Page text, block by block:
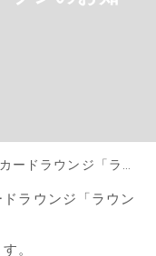
ンジ華」 移転オープンのお知らせ
ラウンジ「ラウン
。